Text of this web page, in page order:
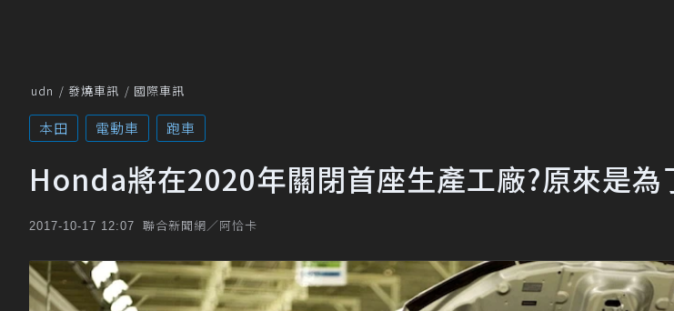
udn 發燒車訊 國際車訊
本田 電動車 跑車
Honda將在2020年關閉首座生產工廠?原來是為
2017-10-17 12:07 聯合新聞網／阿恰卡